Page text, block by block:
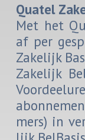
Qua­tel
Met het
af per
Za­ke­lijk
Za­ke­lijk
mers) in